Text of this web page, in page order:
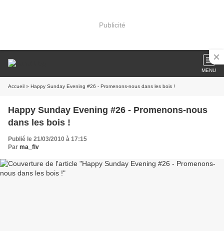
Publicité
MENU
Accueil » Happy Sunday Evening #26 - Promenons-nous dans les bois !
Happy Sunday Evening #26 - Promenons-nous
dans les bois !
Publié le 21/03/2010 à 17:15
Par ma_flv